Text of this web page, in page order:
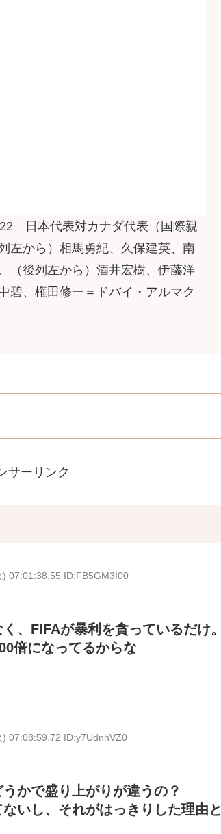
日本代表対カナダ代表（国際親
から）相馬勇紀、久保建英、南
（後列左から）酒井宏樹、伊藤洋
碧、権田修一＝ドバイ・アルマク
サーリンク
07:01:38.55 ID:FB5GM3I00
、FIFAが暴利を貪っているだけ。
倍になってるからな
07:08:59.72 ID:y7UdnhVZ0
かで盛り上がりが違うの？
いし、それがはっきりした理由と